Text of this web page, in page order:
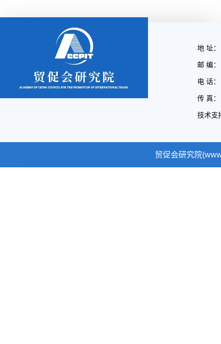
地 址
邮 编
电 话
传 真
技术支
贸促会研究院